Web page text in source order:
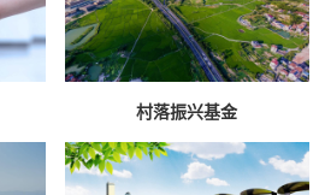
村落振兴基金